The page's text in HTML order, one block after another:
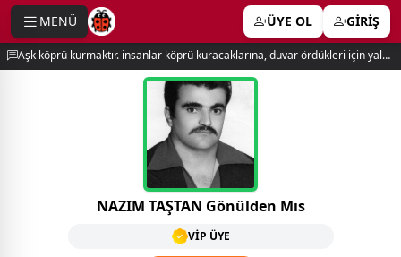
MENÜ ÜYE OL GİRİŞ
Aşk köprü kurmaktır. insanlar köprü kuracaklarına, duvar ördükleri için yalnız kalırlar. newton
NAZIM TAŞTAN Gönülden Mıs
VİP ÜYE
menu